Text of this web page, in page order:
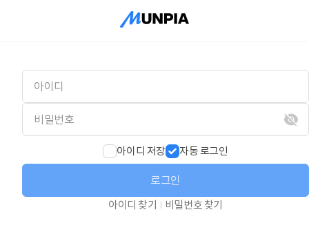
아이디 저장 자동 로그인
로그인
아이디 찾기 비밀번호 찾기